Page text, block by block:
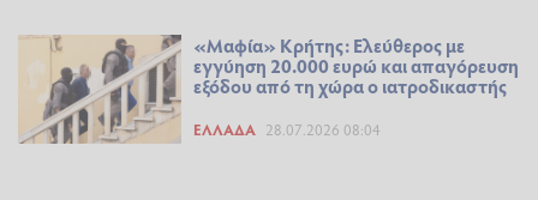
«Μαφία» Κρήτης: Ελεύθερος με
εγγύηση 20.000 ευρώ και απαγόρευση
εξόδου από τη χώρα ο ιατροδικαστής
ΕΛΛΆΔΑ 28.07.2026 08:04